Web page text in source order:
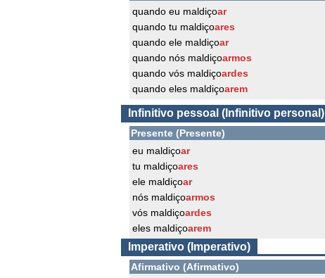
quando eu maldiçoar
quando tu maldiçoares
quando ele maldiçoar
quando nós maldiçoarmos
quando vós maldiçoardes
quando eles maldiçoarem
Infinitivo pessoal (Infinitivo personal)
Presente (Presente)
eu maldiçoar
tu maldiçoares
ele maldiçoar
nós maldiçoarmos
vós maldiçoardes
eles maldiçoarem
Imperativo (Imperativo)
Afirmativo (Afirmativo)